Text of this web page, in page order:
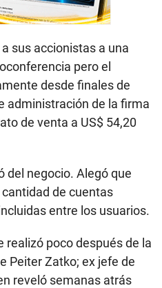
sus accionistas a una
pero el
desde finales de
administración de la firma
de venta a US$ 54,20
del negocio. Alegó que
de cuentas
entre los usuarios.
realizó poco después de la
Peiter Zatko; ex jefe de
reveló semanas atrás